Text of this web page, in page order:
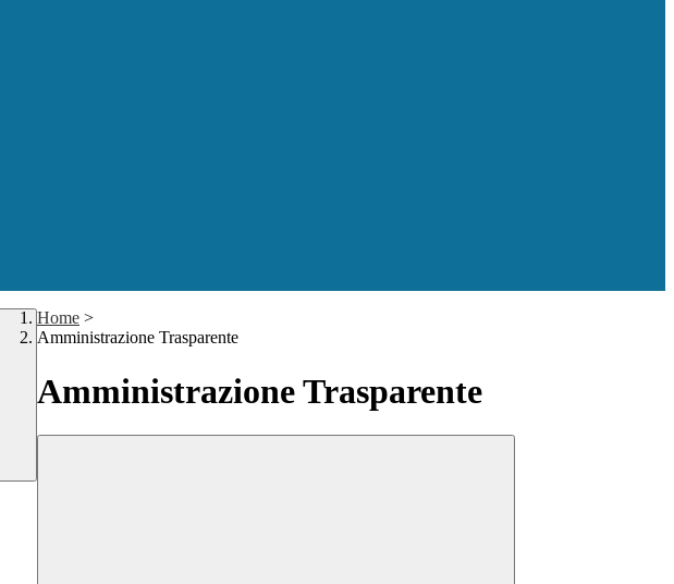
Home >
Amministrazione Trasparente
Amministrazione Trasparente